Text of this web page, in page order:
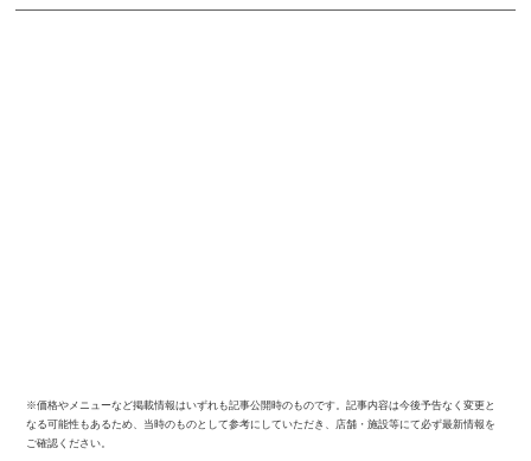
※価格やメニューなど掲載情報はいずれも記事公開時のものです。記事内容は今後予告なく変更と
なる可能性もあるため、当時のものとして参考にしていただき、店舗・施設等にて必ず最新情報を
ご確認ください。